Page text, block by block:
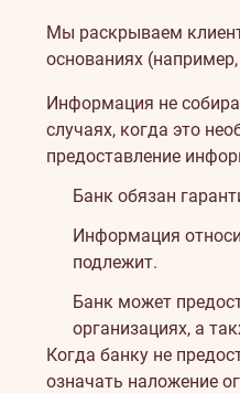
Мы раскрываем
основаниях
Информация не
случаях, когда это
предоставление
Банк обязан
Информация
подлежит.
Банк может
организациях, а
Когда банку не
означать наложение